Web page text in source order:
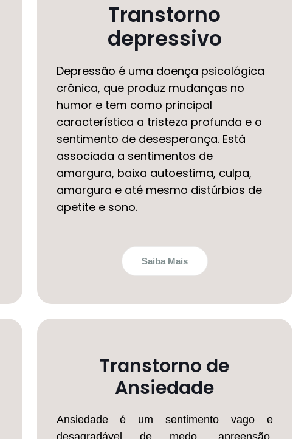
Transtorno
depressivo
Depressão é uma doença psicológica
crônica, que produz mudanças no
humor e tem como principal
característica a tristeza profunda e o
sentimento de desesperança. Está
associada a sentimentos de
amargura, baixa autoestima, culpa,
amargura e até mesmo distúrbios de
apetite e sono.
Saiba Mais
Transtorno de
Ansiedade
Ansiedade é um sentimento vago e
desagradável de medo, apreensão,